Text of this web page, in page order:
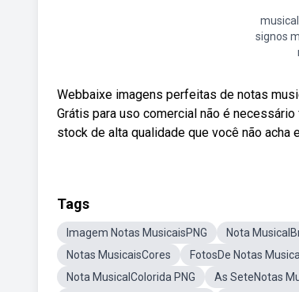
signos
Webbaixe imagens perfeitas de notas
Grátis para uso comercial não é
stock de alta qualidade que você não acha
Tags
Imagem Notas MusicaisPNG Nota
Notas MusicaisCores
FotosDe Notas
Nota MusicalColorida PNG
As SeteNotas